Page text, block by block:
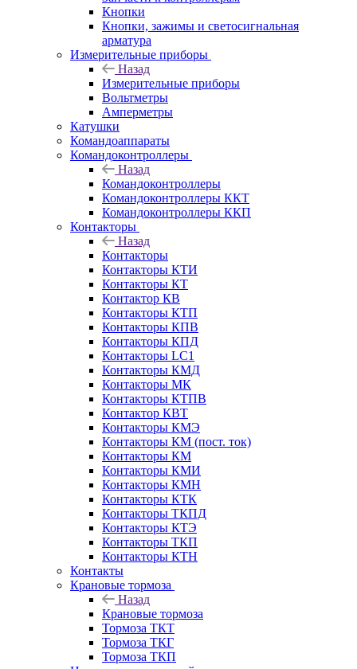
Кнопки
Кнопки, зажимы и светосигнальная
арматура
Измерительные приборы
Назад
Измерительные приборы
Вольтметры
Амперметры
Катушки
Командоаппараты
Командоконтроллеры
Назад
Командоконтроллеры
Командоконтроллеры ККТ
Командоконтроллеры ККП
Контакторы
Назад
Контакторы
Контакторы КТИ
Контакторы КТ
Контактор КВ
Контакторы КТП
Контакторы КПВ
Контакторы КПД
Контакторы LC1
Контакторы КМД
Контакторы МК
Контакторы КТПВ
Контактор КВТ
Контакторы КМЭ
Контакторы КМ (пост. ток)
Контакторы КМ
Контакторы КМИ
Контакторы КМН
Контакторы КТК
Контакторы ТКПД
Контакторы КТЭ
Контакторы ТКП
Контакторы КТН
Контакты
Крановые тормоза
Назад
Крановые тормоза
Тормоза ТКТ
Тормоза ТКГ
Тормоза ТКП